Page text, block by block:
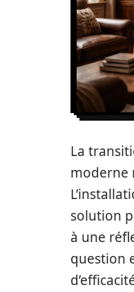
La
moderne
solution
à une
question